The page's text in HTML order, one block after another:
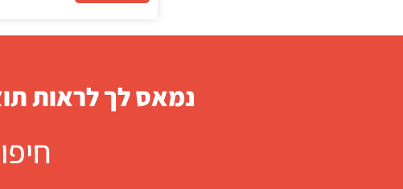
נמאס לך לראות